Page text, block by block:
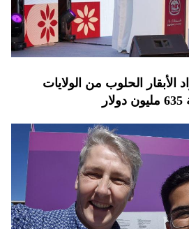
الأبقار الحلوب من الولايات